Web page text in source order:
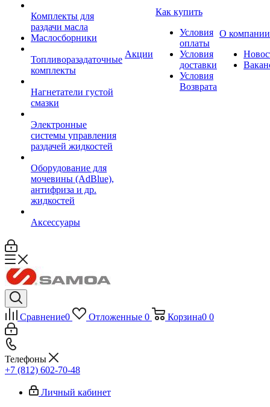
Комплекты для
раздачи масла
Маслосборники
Топливоразадаточные
комплекты
Нагнетатели густой
смазки
Электронные
системы управления
раздачей жидкостей
Оборудование для
мочевины (AdBlue),
антифриза и др.
жидкостей
Аксессуары
Акции
Как купить
Условия
оплаты
Условия
доставки
Условия
Возврата
О компании
Сравнение0 Отложенные 0 Корзина0 0
Телефоны
+7 (812) 602-70-48
Личный кабинет